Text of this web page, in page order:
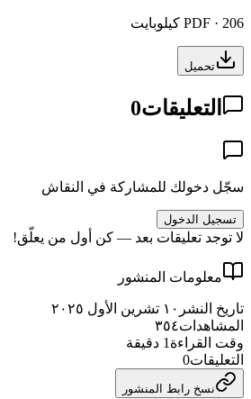
PDF · 206 كيلوبايت
تحميل
التعليقات0
سجّل دخولك للمشاركة في النقاش
تسجيل الدخول
لا توجد تعليقات بعد — كن أول من يعلّق!
معلومات المنشور
تاريخ النشر ١٠ تشرين الأول ٢٠٢٥
المشاهدات٣٥٤
وقت القراءة 1 دقيقة
التعليقات0
نسخ رابط المنشور